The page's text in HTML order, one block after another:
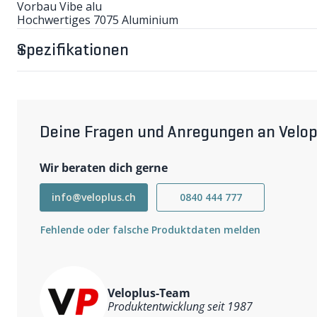
Vorbau Vibe alu
Hochwertiges 7075 Aluminium
Aerodynamische Form
Titan Schrauben
Kompatibel mit Shimano Di2
Spezifikationen
Deine Fragen und Anregungen an
Wir beraten dich gerne
info@veloplus.ch 0840 444 777
Fehlende oder falsche Produktdaten melden
Veloplus-Team
Produktentwicklung seit 1987